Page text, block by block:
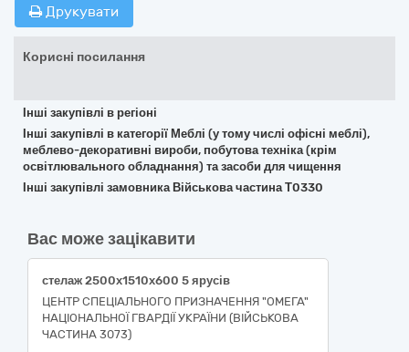
Друкувати
Корисні посилання
Інші закупівлі в регіоні
Інші закупівлі в категорії Меблі (у тому числі офісні меблі),
меблево-декоративні вироби, побутова техніка (крім
освітлювального обладнання) та засоби для чищення
Інші закупівлі замовника Військова частина Т0330
Вас може зацікавити
стелаж 2500х1510х600 5 ярусів
ЦЕНТР СПЕЦІАЛЬНОГО ПРИЗНАЧЕННЯ "ОМЕГА"
НАЦІОНАЛЬНОЇ ГВАРДІЇ УКРАЇНИ (ВІЙСЬКОВА
ЧАСТИНА 3073)